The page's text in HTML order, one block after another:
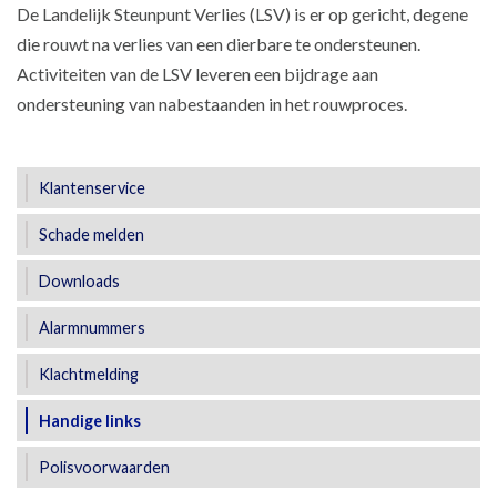
De Landelijk Steunpunt Verlies (LSV) is er op gericht, degene
die rouwt na verlies van een dierbare te ondersteunen.
Activiteiten van de LSV leveren een bijdrage aan
ondersteuning van nabestaanden in het rouwproces.
Klantenservice
Schade melden
Downloads
Alarmnummers
Klachtmelding
Handige links
Polisvoorwaarden